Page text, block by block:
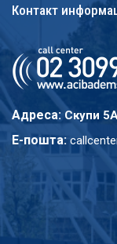
Контакт
Адреса: Скупи
E-пошта: